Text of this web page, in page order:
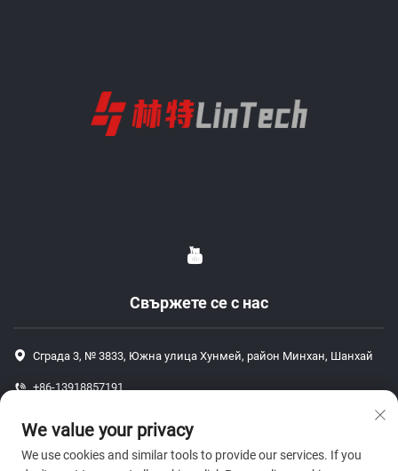
Свържете се с нас
Сграда 3, № 3833, Южна улица Хунмей, район Минхан, Шанхай
+86-13918857191
[email protected]
We value your privacy
We use cookies and similar tools to provide our services. If you